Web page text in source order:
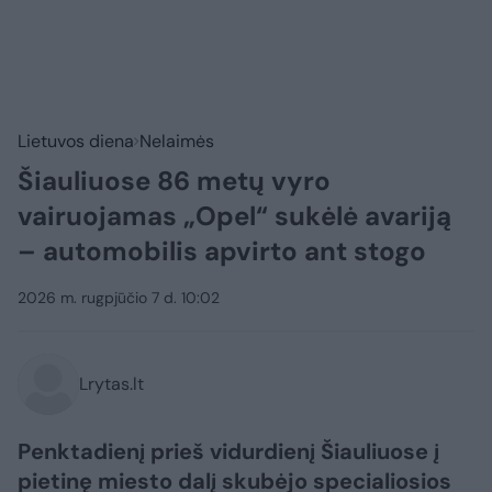
Lietuvos diena Nelaimės
Šiauliuose 86 metų vyro
vairuojamas „Opel“ sukėlė avariją
– automobilis apvirto ant stogo
2026 m. rugpjūčio 7 d. 10:02
Lrytas.lt
Penktadienį prieš vidurdienį Šiauliuose į
pietinę miesto dalį skubėjo specialiosios